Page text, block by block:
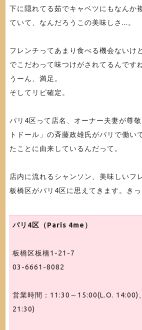
下に隠れてる茹でキャベツにもなんか
ていて、なんだろうこの美味しさ...。
フレンチってあまり食べる機会ないけ
でこだわって味つけがされてるんです
うーん、満足。
そしてリピ確定。
パリ4区って店名、オーナー夫妻が尊
トドール」の斉藤政雄氏がパリで働い
たことに由来しているんだって。
店内に流れるシャンソン、美味しいフ
板橋区がパリ4区に思えてきます。きっ
パリ4区（Paris 4me）
板橋区板橋1-21-7
03-6661-8082
営業時間：11:30～15:00(L.O. 14:00)
21:30)